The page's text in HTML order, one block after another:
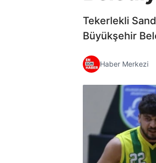
Tekerlekli
Büyükşehir
Haber Merkezi